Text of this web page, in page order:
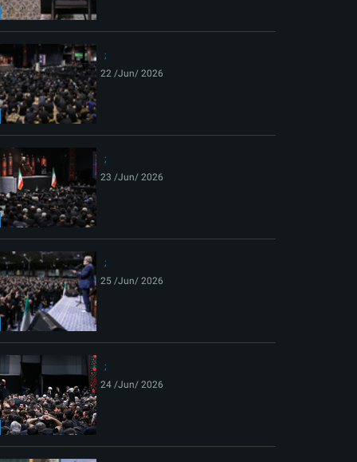
22 /Jun/ 2026
23 /Jun/ 2026
25 /Jun/ 2026
24 /Jun/ 2026